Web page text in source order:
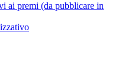
ai premi (da pubblicare in